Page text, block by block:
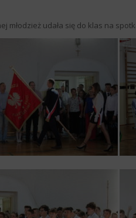
młodzież udała się do klas na